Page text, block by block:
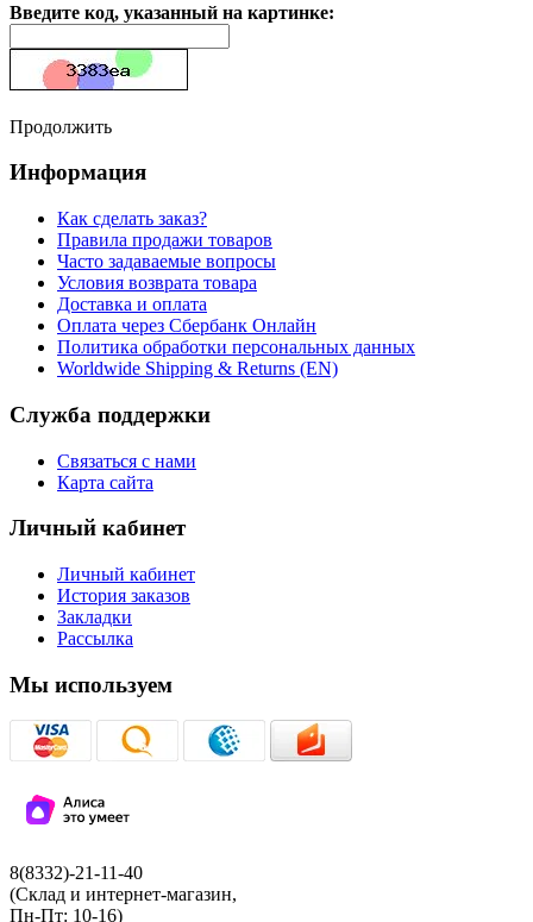
Введите код, указанный на картинке:
Продолжить
Информация
Как сделать заказ?
Правила продажи товаров
Часто задаваемые вопросы
Условия возврата товара
Доставка и оплата
Оплата через Сбербанк Онлайн
Политика обработки персональных данных
Worldwide Shipping & Returns (EN)
Служба поддержки
Связаться с нами
Карта сайта
Личный кабинет
Личный кабинет
История заказов
Закладки
Рассылка
Мы используем
8(8332)-21-11-40
(Склад и интернет-магазин,
Пн-Пт: 10-16)